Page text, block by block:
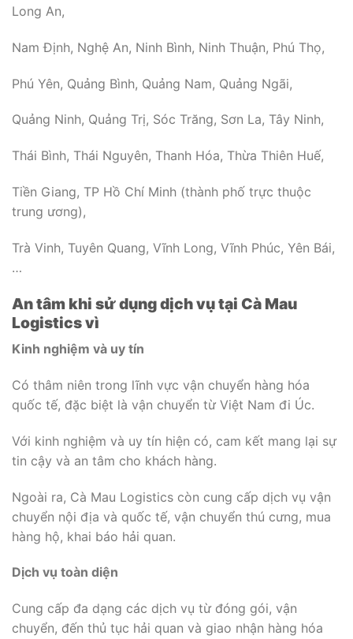
Long An,
Nam Định, Nghệ An, Ninh Bình, Ninh Thuận, Phú Thọ,
Phú Yên, Quảng Bình, Quảng Nam, Quảng Ngãi,
Quảng Ninh, Quảng Trị, Sóc Trăng, Sơn La, Tây Ninh,
Thái Bình, Thái Nguyên, Thanh Hóa, Thừa Thiên Huế,
Tiền Giang, TP Hồ Chí Minh (thành phố trực thuộc
trung ương),
Trà Vinh, Tuyên Quang, Vĩnh Long, Vĩnh Phúc, Yên Bái,
…
An tâm khi sử dụng dịch vụ tại Cà Mau
Logistics vì
Kinh nghiệm và uy tín
Có thâm niên trong lĩnh vực vận chuyển hàng hóa
quốc tế, đặc biệt là vận chuyển từ Việt Nam đi Úc.
Với kinh nghiệm và uy tín hiện có, cam kết mang lại sự
tin cậy và an tâm cho khách hàng.
Ngoài ra, Cà Mau Logistics còn cung cấp dịch vụ vận
chuyển nội địa và quốc tế, vận chuyển thú cưng, mua
hàng hộ, khai báo hải quan.
Dịch vụ toàn diện
Cung cấp đa dạng các dịch vụ từ đóng gói, vận
chuyển, đến thủ tục hải quan và giao nhận hàng hóa